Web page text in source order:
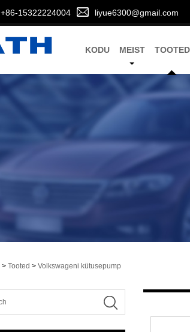
+86-15322224004 liyue6300@gmail.com
KODU MEIST TOOTED
> Tooted > Volkswageni kütusepump